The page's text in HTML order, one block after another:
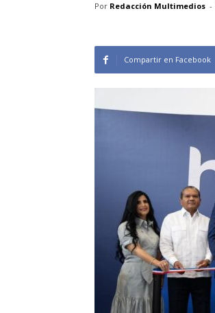
Por Redacción Multimedios -
Compartir en Facebook